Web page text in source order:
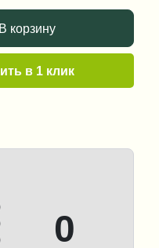
В корзину
в 1 клик
0